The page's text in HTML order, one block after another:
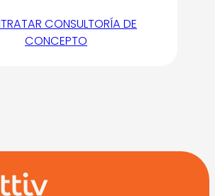
CONSULTORÍA DE
CONCEPTO